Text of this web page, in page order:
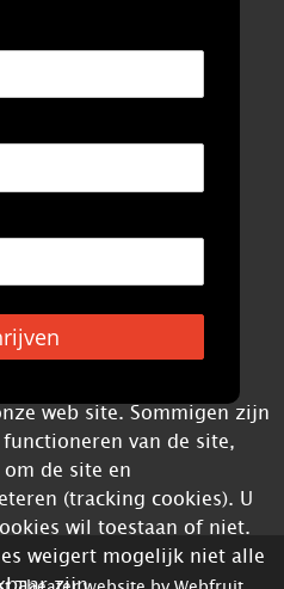
web site. Sommigen zijn
van de site,
de site en
(tracking cookies). U
wil toestaan of niet.
weigert mogelijk niet alle
zijn.